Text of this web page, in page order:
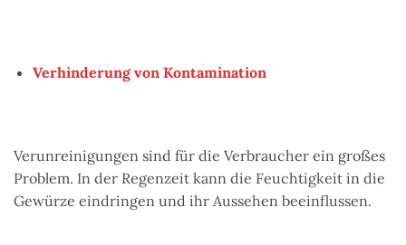
Verhinderung von Kontamination
Verunreinigungen sind für die Verbraucher ein großes
Problem. In der Regenzeit kann die Feuchtigkeit in die
Gewürze eindringen und ihr Aussehen beeinflussen.